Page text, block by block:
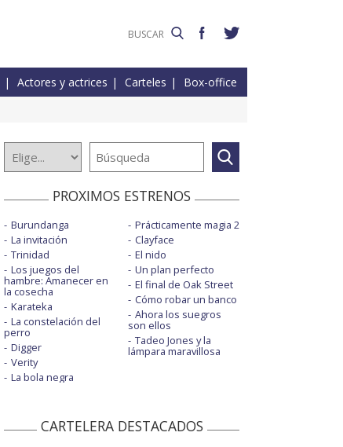
Actores y actrices Carteles Box-office
PROXIMOS ESTRENOS
Burundanga
La invitación
Trinidad
Los juegos del
hambre: Amanecer en
la cosecha
Karateka
La constelación del
perro
Digger
Verity
La bola negra
Prácticamente magia 2
Clayface
El nido
Un plan perfecto
El final de Oak Street
Cómo robar un banco
Ahora los suegros
son ellos
Tadeo Jones y la
lámpara maravillosa
CARTELERA DESTACADOS